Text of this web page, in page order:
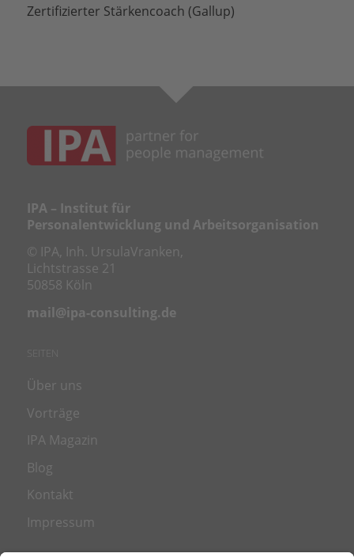
Zertifizierter Stärkencoach (Gallup)
IPA – Institut für
Personalentwicklung und Arbeitsorganisation
© IPA, Inh. UrsulaVranken,
Lichtstrasse 21
50858 Köln
mail@ipa-consulting.de
SEITEN
Über uns
Vorträge
IPA Magazin
Blog
Kontakt
Impressum